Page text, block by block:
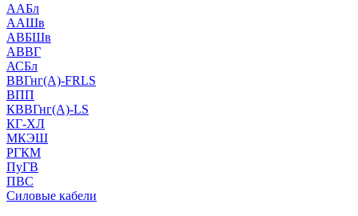
ААБл
ААШв
АВБШв
АВВГ
АСБл
ВВГнг(А)-FRLS
ВПП
КВВГнг(А)-LS
КГ-ХЛ
МКЭШ
РГКМ
ПуГВ
ПВС
Силовые кабели